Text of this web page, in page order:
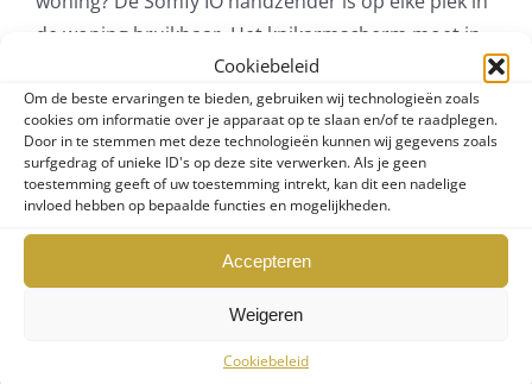
Cookiebeleid
Om de beste ervaringen te bieden, gebruiken wij technologieën zoals
cookies om informatie over je apparaat op te slaan en/of te raadplegen.
Door in te stemmen met deze technologieën kunnen wij gegevens zoals
surfgedrag of unieke ID's op deze site verwerken. Als je geen
toestemming geeft of uw toestemming intrekt, kan dit een nadelige
invloed hebben op bepaalde functies en mogelijkheden.
Accepteren
Weigeren
Cookiebeleid
de woning bruikbaar. Het knikarmscherm moet in
dit geval aangesloten zijn met een externe voeding.
De Somfy IO is volledig draadloos bruikbaar. Je kan
deze daarom in een kastje opbergen of ophangen
in uw woning zodat u hier makkelijk bij kan. Ook als
u buiten gaat zitten, dan kunt u de
afstandsbediening makkelijk meenemen. Deze
uitvoering is ontworpen om eventueel ook aan te
systeem dat overweg kan met de protocollen van